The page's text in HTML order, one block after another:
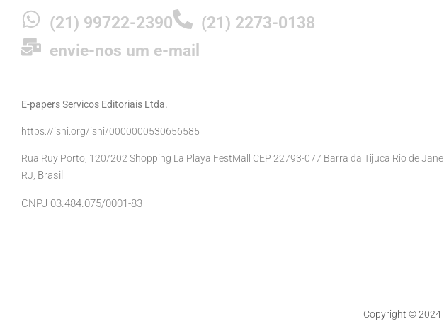
(21) 99722-2390
(21) 2273-0138
envie-nos um e-mail
E-papers Servicos Editoriais Ltda.
https://isni.org/isni/0000000530656585
Rua Ruy Porto, 120/202 Shopping La Playa FestMall CEP 22793-077 Barra da Tijuca Rio de
RJ, Brasil
CNPJ 03.484.075/0001-83
Copyright © 2024